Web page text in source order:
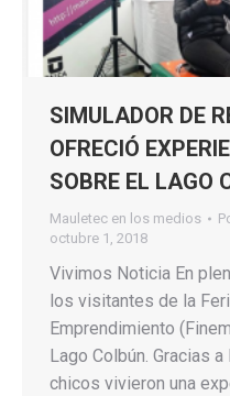
SIMULADOR DE
OFRECIÓ
SOBRE EL LAGO
Mauletec en los medios
octubre 1, 2018
Vivimos Noticia En
los visitantes de la
Emprendimiento
Lago Colbún. Gracias
chicos vivieron una